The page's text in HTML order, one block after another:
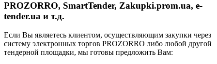
PROZORRO, SmartTender, Zakupki.prom.ua, e-
tender.ua и т.д.
Если Вы являетесь клиентом, осуществляющим закупки через
систему электронных торгов PROZORRO либо любой другой
тендерной площадки, мы готовы предложить Вам: